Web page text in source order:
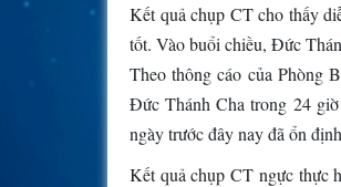
Kết quả chụp CT cho thấy
tốt. Vào buổi chiều, Đức
Theo thông cáo của Phòng
Đức Thánh Cha trong 24
ngày trước đây nay đã ổn
Kết quả chụp CT ngực thực